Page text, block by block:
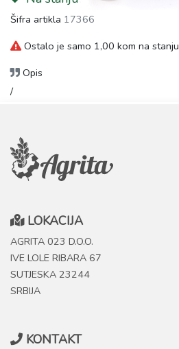
Šifra artikla 17366
Ostalo je samo 1,00 kom na stanju
Opis
/
LOKACIJA
AGRITA 023 D.O.O.
IVE LOLE RIBARA 67
SUTJESKA 23244
SRBIJA
KONTAKT